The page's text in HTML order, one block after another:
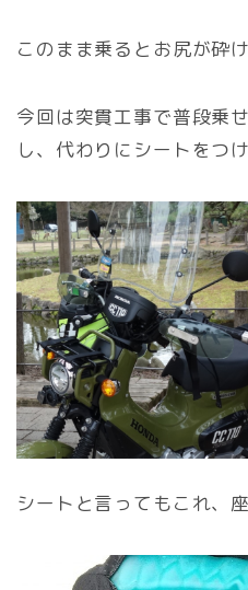
このまま乗るとお尻が砕
今回は突貫工事で普段乗
し、代わりにシートをつ
シートと言ってもこれ、